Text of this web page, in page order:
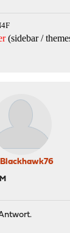
(sidebar /
Blackhawk76